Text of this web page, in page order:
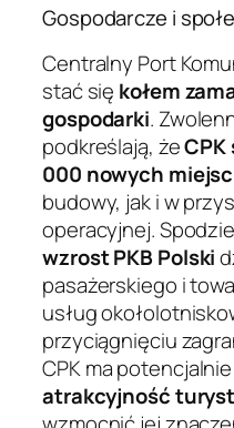
Gospodarcze i
Centralny Port
stać się kołem
gospodarki.
podkreślają, żeCPK
000 nowych
budowy, jak i w
operacyjnej.
wzrost PKB Polski
pasażerskiego i
usług
przyciągnięciu
CPK ma potencjalnie
atrakcyjność